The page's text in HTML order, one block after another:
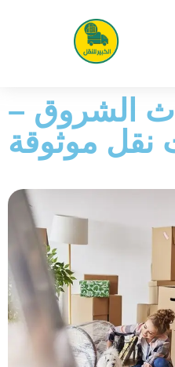
الشروق –
نقل موثوقة